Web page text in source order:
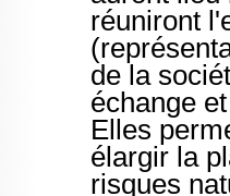
réuniront
de la
échange
Elles
élargir la
risques